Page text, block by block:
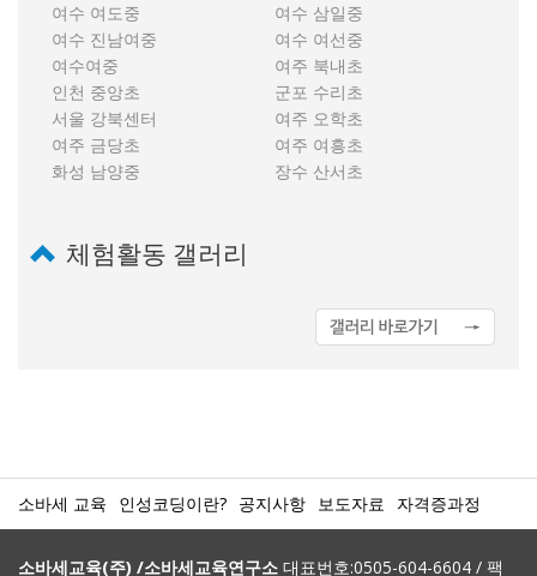
여수 여도중
여수 삼일중
여수 진남여중
여수 여선중
여수여중
여주 북내초
인천 중앙초
군포 수리초
서울 강북센터
여주 오학초
여주 금당초
여주 여흥초
화성 남양중
장수 산서초
체험활동 갤러리
소바세 교육 인성코딩이란? 공지사항 보도자료 자격증과정
소바세교육(주) /소바세교육연구소 대표번호:0505-604-6604 / 팩